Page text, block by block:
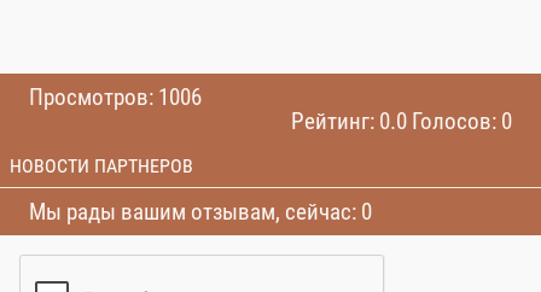
Просмотров: 1006
Рейтинг: 0.0 Голосов: 0
НОВОСТИ ПАРТНЕРОВ
Мы рады вашим отзывам, сейчас: 0